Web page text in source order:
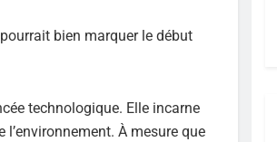
bien marquer le début
technologique. Elle incarne
À mesure que